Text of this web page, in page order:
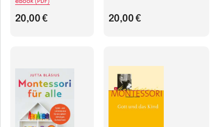
20,00 €
eBook (PDF)
20,00 €